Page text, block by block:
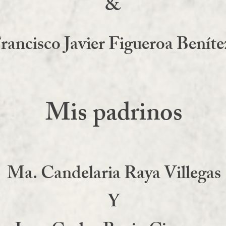
&
Javier Figueroa
Mis padrinos
Ma. Candelaria Raya Villegas
Y